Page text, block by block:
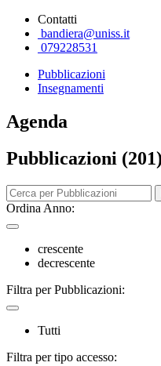
Contatti
bandiera@uniss.it
079228531
Pubblicazioni
Insegnamenti
Agenda
Pubblicazioni (201)
Ordina Anno:
crescente
decrescente
Filtra per Pubblicazioni:
Tutti
Filtra per tipo accesso: